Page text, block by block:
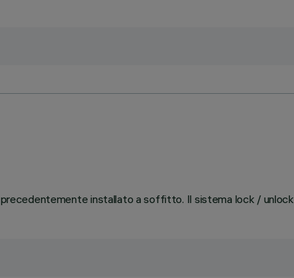
installato a soffitto. Il sistema lock /